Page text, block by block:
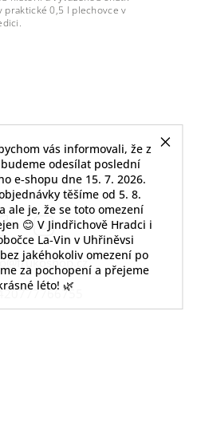
vás informovali, že z
odesílat poslední
e‑shopu dne 15. 7. 2026.
těšíme od 5. 8.
ale je, že se toto omezení
😊 V Jindřichově Hradci i
La‑Vin v Uhřiněvsi
jakéhokoliv omezení po
za pochopení a přejeme
léto! 🌿
praktické 0,5 l plechovce v
FacebookInstagram
@frukoshop.cz